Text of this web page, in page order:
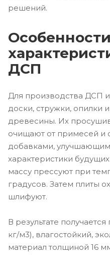
решений.
ДСП
Для производства ДСП
доски, стружки, опилки
древесины. Их
очищают от примесей и
добавками,
характеристики
массу прессуют при
градусов. Затем плиты
шлифуют.
В результате
кг/м3), влагостойкий,
материал толщиной 16